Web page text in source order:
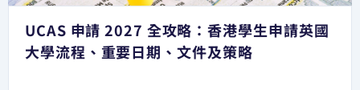
UCAS 申請 2027 全攻略：香港學生申請英國
大學流程、重要日期、文件及策略